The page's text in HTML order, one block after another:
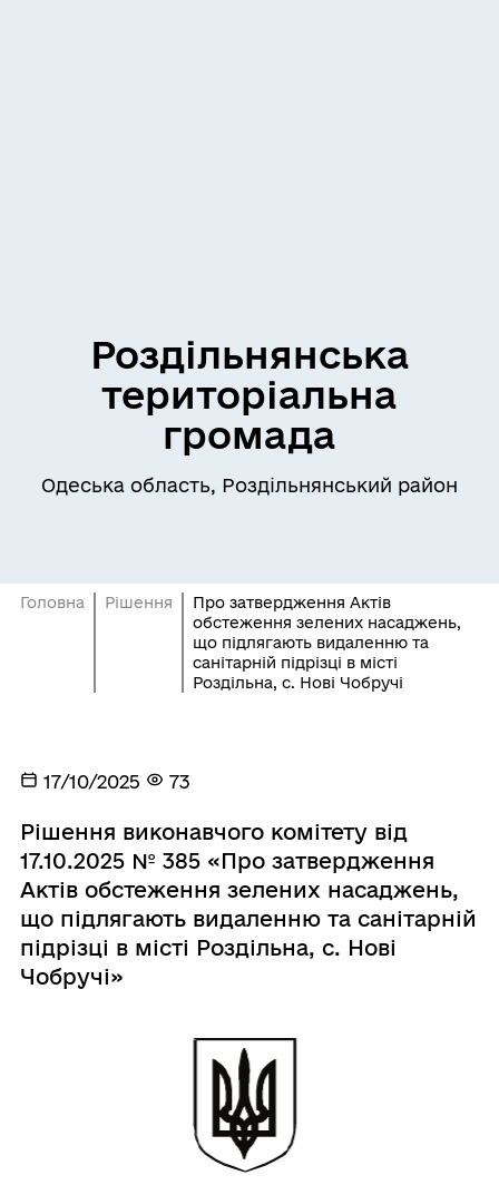
Роздільнянська
територіальна
громада
Одеська область, Роздільнянський район
Головна Рішення
Про затвердження Актів
обстеження зелених насаджень,
що підлягають видаленню та
санітарній підрізці в місті
Роздільна, с. Нові Чобручі
17/10/2025 73
Рішення виконавчого комітету від
17.10.2025 № 385 «Про затвердження
Актів обстеження зелених насаджень,
що підлягають видаленню та санітарній
підрізці в місті Роздільна, с. Нові
Чобручі»